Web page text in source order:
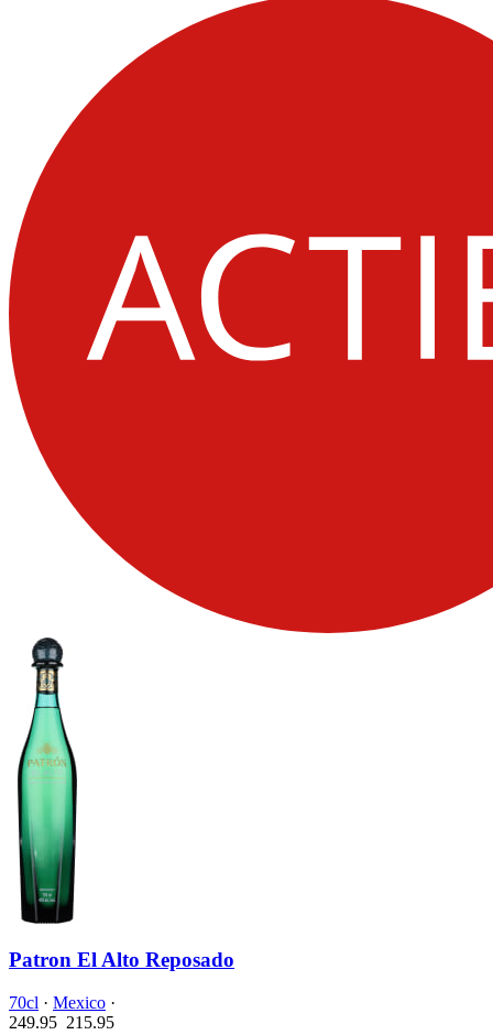
Patron El Alto Reposado
70cl · Mexico ·
249.95 215.95